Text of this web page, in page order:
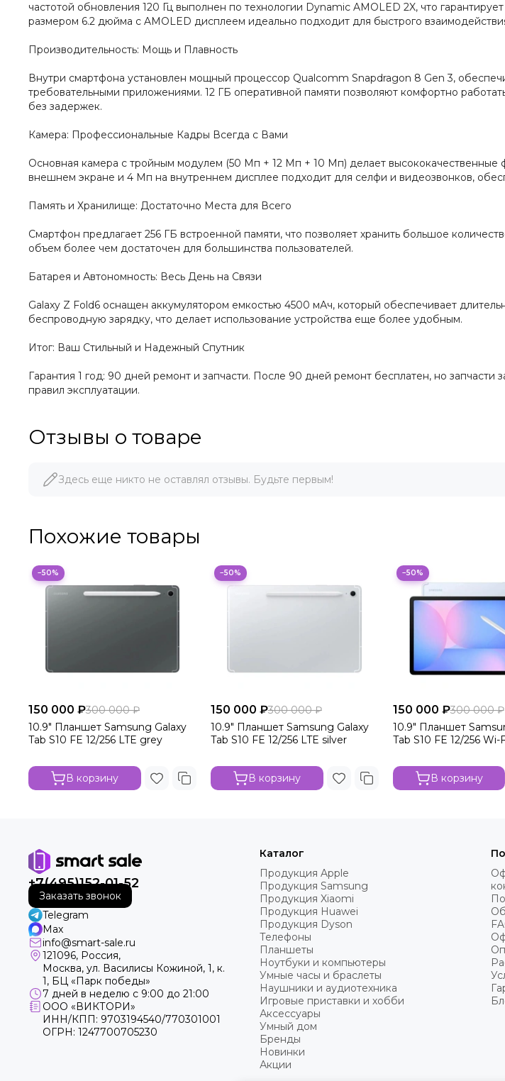
частотой обновления 120 Гц выполнен по технологии Dynamic AMOLED 2X, что
размером 6.2 дюйма с AMOLED дисплеем идеально подходит для быстрого
Производительность: Мощь и Плавность
Внутри смартфона установлен мощный процессор Qualcomm Snapdragon 8 Gen 3,
требовательными приложениями. 12 ГБ оперативной памяти позволяют комфортно
без задержек.
Камера: Профессиональные Кадры Всегда с Вами
Основная камера с тройным модулем (50 Мп + 12 Мп + 10 Мп) делает
внешнем экране и 4 Мп на внутреннем дисплее подходит для селфи и видеозвонков,
Память и Хранилище: Достаточно Места для Всего
Смартфон предлагает 256 ГБ встроенной памяти, что позволяет хранить большое
объем более чем достаточен для большинства пользователей.
Батарея и Автономность: Весь День на Связи
Galaxy Z Fold6 оснащен аккумулятором емкостью 4500 мАч, который обеспечивает
беспроводную зарядку, что делает использование устройства еще более удобным.
Итог: Ваш Стильный и Надежный Спутник
Гарантия 1 год: 90 дней ремонт и запчасти. После 90 дней ремонт бесплатен, но
правил эксплуатации.
Отзывы о товаре
Здесь еще никто не оставлял отзывы. Будьте первым!
Похожие товары
−50%
150 000 ₽300 000 ₽
10.9" Планшет Samsung Galaxy
Tab S10 FE 12/256 LTE grey
В корзину
−50%
150 000 ₽300 000 ₽
10.9" Планшет Samsung Galaxy
Tab S10 FE 12/256 LTE silver
В корзину
−50%
150 000 ₽300 000 ₽
10.9" Планшет
Tab S10 FE 12/256 Wi-
В корзину
+7(495)152-01-52
Заказать звонок
Telegram
Max
info@smart-sale.ru
121096, Россия,
Москва, ул. Василисы Кожиной, 1, к.
1, БЦ «Парк победы»
7 дней в неделю с 9:00 до 21:00
ООО «ВИКТОРИ»
ИНН/КПП: 9703194540/770301001
ОГРН: 1247700705230
Каталог
Продукция Apple
Продукция Samsung
Продукция Xiaomi
Продукция Huawei
Продукция Dyson
Телефоны
Планшеты
Ноутбуки и компьютеры
Умные часы и браслеты
Наушники и аудиотехника
Игровые приставки и хобби
Аксессуары
Умный дом
Бренды
Новинки
Акции